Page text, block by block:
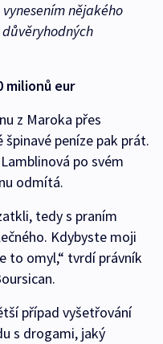
nějakého
milionů eur
z Maroka přes
špinavé peníze pak prát.
po svém
odmítá.
tedy s praním
Kdybyste moji
to omyl,“ tvrdí právník
případ vyšetřování
s drogami, jaký